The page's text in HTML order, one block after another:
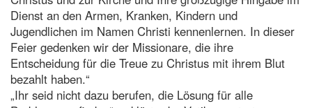
Dienst an den Armen, Kranken, Kindern und
Jugendlichen im Namen Christi kennenlernen. In dieser
Feier gedenken wir der Missionare, die ihre
Entscheidung für die Treue zu Christus mit ihrem Blut
bezahlt haben.“
„Ihr seid nicht dazu berufen, die Lösung für alle